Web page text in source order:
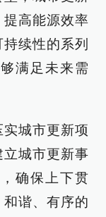
高能源效率
续性的系列
满足未来需
城市更新项
立城市更新事
确保上下贯
谐、有序的